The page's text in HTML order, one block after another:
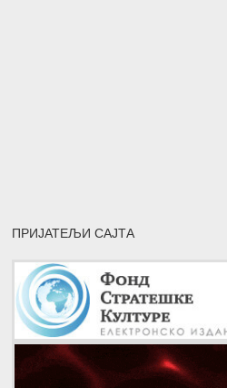
ПРИЈАТЕЉИ САЈТА